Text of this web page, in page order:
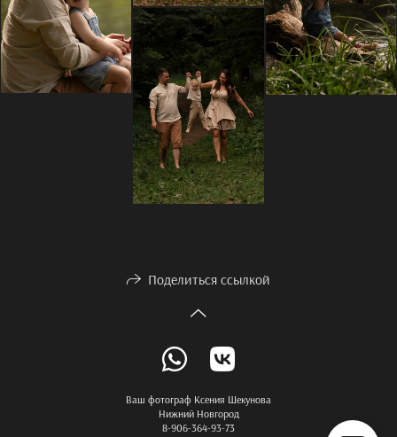
Поделиться ссылкой
Ваш фотограф Ксения Шекунова
Нижний Новгород
8-906-364-93-73